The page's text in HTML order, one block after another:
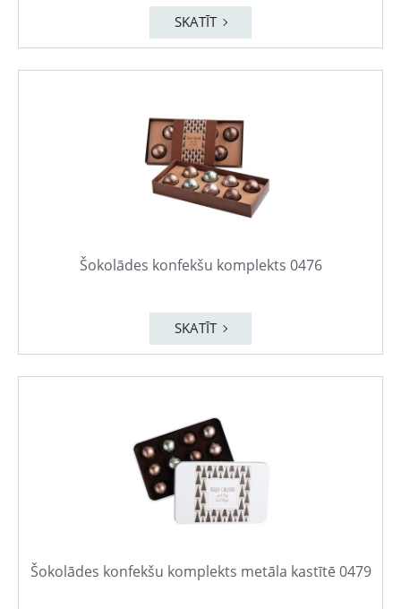
SKATĪT
Šokolādes konfekšu komplekts 0476
SKATĪT
Šokolādes konfekšu komplekts metāla kastītē 0479